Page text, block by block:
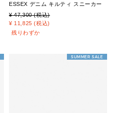
ESSEX デニム キルティ スニーカー
¥ 47,300 (税込)
¥ 11,825 (税込)
残りわずか
SUMMER SALE